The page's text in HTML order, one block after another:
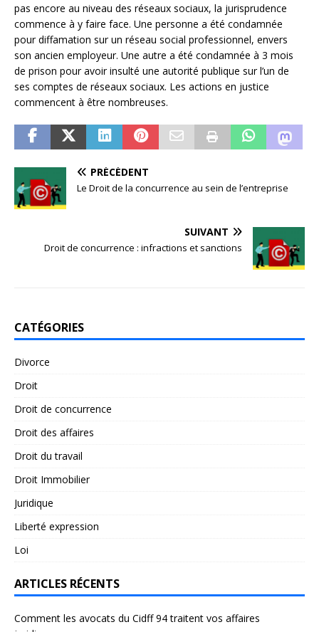
pas encore au niveau des réseaux sociaux, la jurisprudence
commence à y faire face. Une personne a été condamnée
pour diffamation sur un réseau social professionnel, envers
son ancien employeur. Une autre a été condamnée à 3 mois
de prison pour avoir insulté une autorité publique sur l’un de
ses comptes de réseaux sociaux. Les actions en justice
commencent à être nombreuses.
PRÉCÉDENT
Le Droit de la concurrence au sein de l’entreprise
SUIVANT
Droit de concurrence : infractions et sanctions
CATÉGORIES
Divorce
Droit
Droit de concurrence
Droit des affaires
Droit du travail
Droit Immobilier
Juridique
Liberté expression
Loi
ARTICLES RÉCENTS
Comment les avocats du Cidff 94 traitent vos affaires